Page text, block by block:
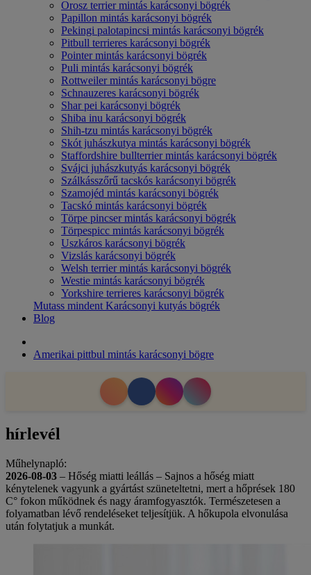
Orosz terrier mintás karácsonyi bögrék
Papillon mintás karácsonyi bögrék
Pekingi palotapincsi mintás karácsonyi bögrék
Pitbull terrieres karácsonyi bögrék
Pointer mintás karácsonyi bögrék
Puli mintás karácsonyi bögrék
Rottweiler mintás karácsonyi bögre
Schnauzeres karácsonyi bögrék
Shar pei karácsonyi bögrék
Shiba inu karácsonyi bögrék
Shih-tzu mintás karácsonyi bögrék
Skót juhászkutya mintás karácsonyi bögrék
Staffordshire bullterrier mintás karácsonyi bögrék
Svájci juhászkutyás karácsonyi bögrék
Szálkásszőrű tacskós karácsonyi bögrék
Szamojéd mintás karácsonyi bögrék
Tacskó mintás karácsonyi bögrék
Törpe pincser mintás karácsonyi bögrék
Törpespicc mintás karácsonyi bögrék
Uszkáros karácsonyi bögrék
Vizslás karácsonyi bögrék
Welsh terrier mintás karácsonyi bögrék
Westie mintás karácsonyi bögrék
Yorkshire terrieres karácsonyi bögrék
Mutass mindent Karácsonyi kutyás bögrék
Blog
Amerikai pittbul mintás karácsonyi bögre
hírlevél
Műhelynapló:
2026-08-03 – Hőség miatti leállás – Sajnos a hőség miatt
kénytelenek vagyunk a gyártást szüneteltetni, mert a hőprések 180
C° fokon működnek és nagy áramfogyasztók. Természetesen a
folyamatban lévő rendeléseket teljesítjük. A hőkupola elvonulása
után folytatjuk a munkát.